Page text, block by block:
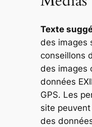
Texte
des images
conseillons
des images
données
GPS. Les
site
des